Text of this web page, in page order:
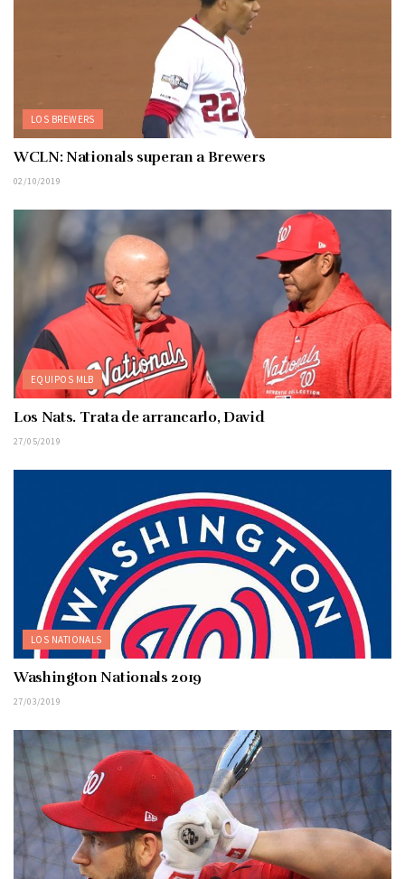
LOS BREWERS
WCLN: Nationals superan a Brewers
02/10/2019
EQUIPOS MLB
Los Nats. Trata de arrancarlo, David
27/05/2019
LOS NATIONALS
Washington Nationals 2019
27/03/2019